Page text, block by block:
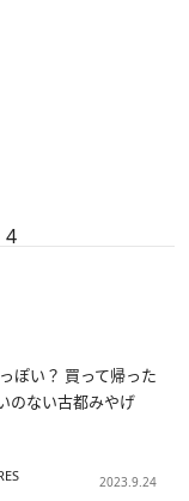
4
ぽい？ 買って帰った
のない古都みやげ
2023.9.24